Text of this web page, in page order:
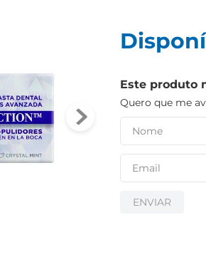
Este produto
Quero que me
ENVIAR